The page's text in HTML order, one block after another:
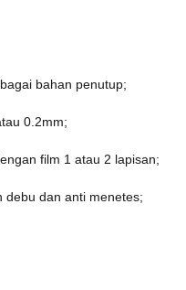
bahan penutup;
0.2mm;
film 1 atau 2 lapisan;
debu dan anti menetes;